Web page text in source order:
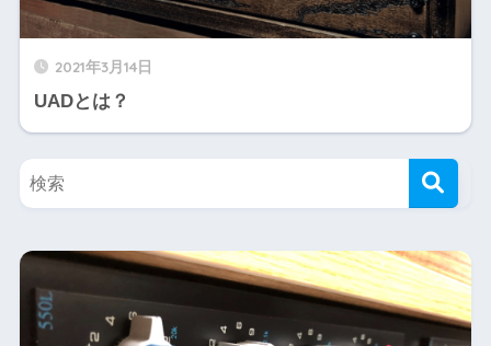
2021年3月14日
UADとは？